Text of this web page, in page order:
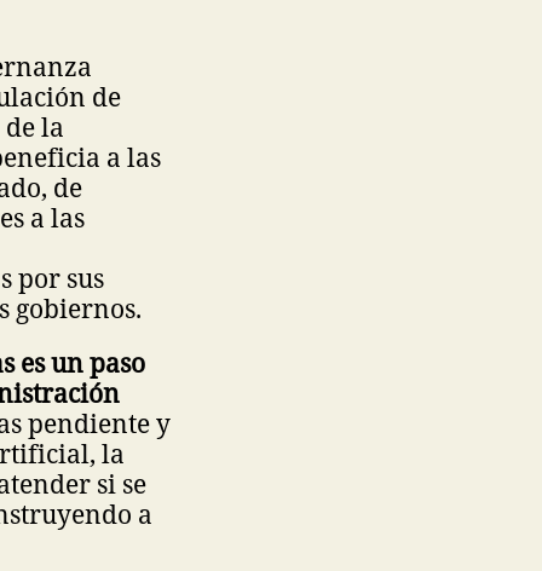
de
la
a las
de
a las
por sus
gobiernos.
es un paso
pendiente y
la
si se
a